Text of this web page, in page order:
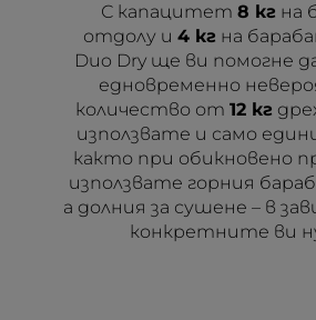
С капацитет 8 кг на
отдолу и 4 кг на
Duo Dry ще ви помогне
едновременно
количество от 12 кг
използвате и само
както при обикновено
използвате горния
а долния за сушене – в
конкретните ви